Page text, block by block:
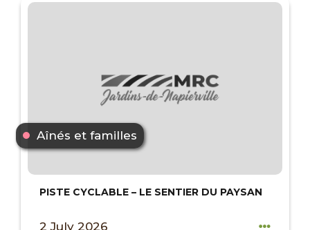
Aînés et familles
PISTE CYCLABLE – LE SENTIER DU PAYSAN
2 July 2026